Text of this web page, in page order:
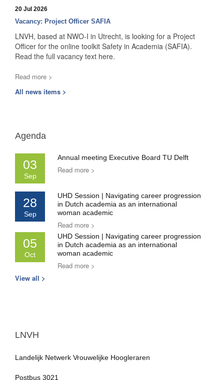
20 Jul 2026
Vacancy: Project Officer SAFIA
LNVH, based at NWO-I in Utrecht, is looking for a Project
Officer for the online toolkit Safety in Academia (SAFIA).
Read the full vacancy text here.
Read more >
All news items >
Agenda
03
Sep
Annual meeting Executive Board TU Delft
Read more >
28
Sep
UHD Session | Navigating career progression
in Dutch academia as an international
woman academic
Read more >
05
Oct
UHD Session | Navigating career progression
in Dutch academia as an international
woman academic
Read more >
View all >
LNVH
Landelijk Netwerk Vrouwelijke Hoogleraren
Postbus 3021